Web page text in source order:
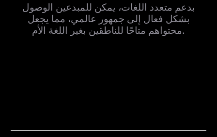
بدعم متعدد اللغات، يمكن للمبدعين الوصول
بشكل فعال إلى جمهور عالمي، مما يجعل
محتواهم متاحًا للناطقين بغير اللغة الأم.